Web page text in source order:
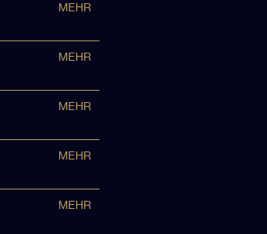
MEHR
MEHR
MEHR
MEHR
MEHR